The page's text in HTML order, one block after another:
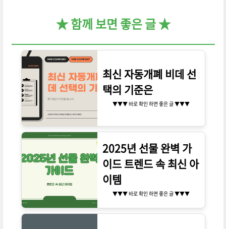
★ 함께 보면 좋은 글 ★
최신 자동개폐 비데 선
택의 기준은
▼▼▼ 바로 확인 하면 좋은 글 ▼▼▼
2025년 선물 완벽 가
이드 트렌드 속 최신 아
이템
▼▼▼ 바로 확인 하면 좋은 글 ▼▼▼